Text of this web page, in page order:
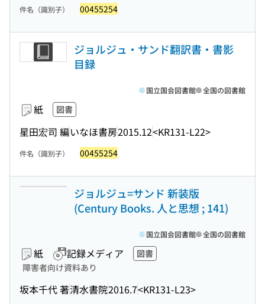
件名（識別子） 00455254
ジョルジュ・サンド翻訳書・書影
目録
紙 図書
星田宏司 編いなほ書房2015.12<KR131-L22>
国立国会図書館 全国の図書館
件名（識別子） 00455254
ジョルジュ=サンド 新装版
(Century Books. 人と思想 ; 141)
紙 記録メディア
図書
障害者向け資料あり
坂本千代 著清水書院2016.7<KR131-L23>
国立国会図書館 全国の図書館